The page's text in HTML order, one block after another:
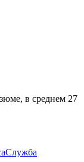
в среднем 27
Служба